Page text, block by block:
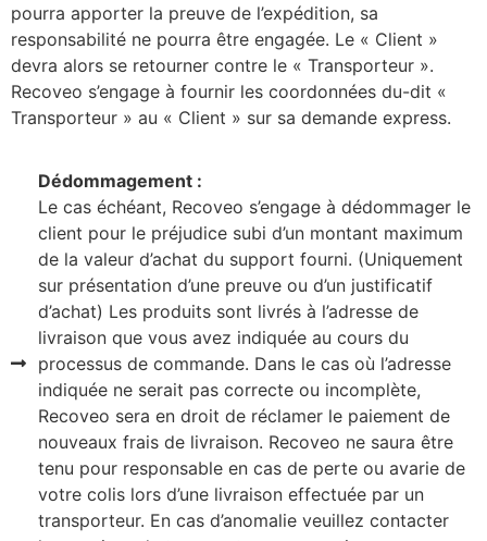
pourra apporter la preuve de l’expédition, sa
responsabilité ne pourra être engagée. Le « Client »
devra alors se retourner contre le « Transporteur ».
Recoveo s’engage à fournir les coordonnées du-dit «
Transporteur » au « Client » sur sa demande express.
Dédommagement :
Le cas échéant, Recoveo s’engage à dédommager le
client pour le préjudice subi d’un montant maximum
de la valeur d’achat du support fourni. (Uniquement
sur présentation d’une preuve ou d’un justificatif
d’achat) Les produits sont livrés à l’adresse de
livraison que vous avez indiquée au cours du
processus de commande. Dans le cas où l’adresse
indiquée ne serait pas correcte ou incomplète,
Recoveo sera en droit de réclamer le paiement de
nouveaux frais de livraison. Recoveo ne saura être
tenu pour responsable en cas de perte ou avarie de
votre colis lors d’une livraison effectuée par un
transporteur. En cas d’anomalie veuillez contacter